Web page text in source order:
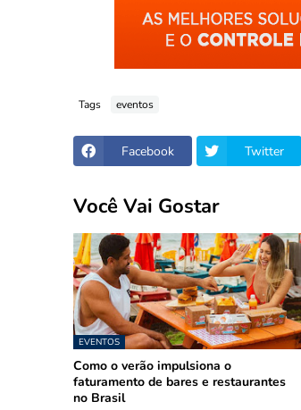
Tags eventos
Facebook Twitter
Você Vai Gostar
EVENTOS
Como o verão impulsiona o
faturamento de bares e restaurantes
no Brasil